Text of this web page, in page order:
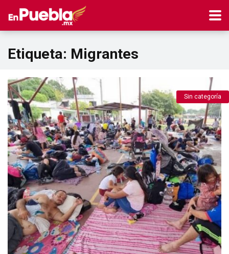
Etiqueta: Migrantes
Sin categoría